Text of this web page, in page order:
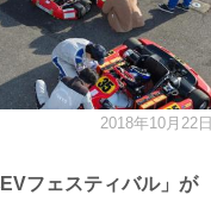
フェスティバル」が
2018年10月22日